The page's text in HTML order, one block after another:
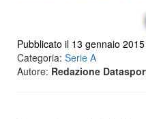
Pubblicato il 13 gennaio
Categoria: Serie A
Autore: Redazione